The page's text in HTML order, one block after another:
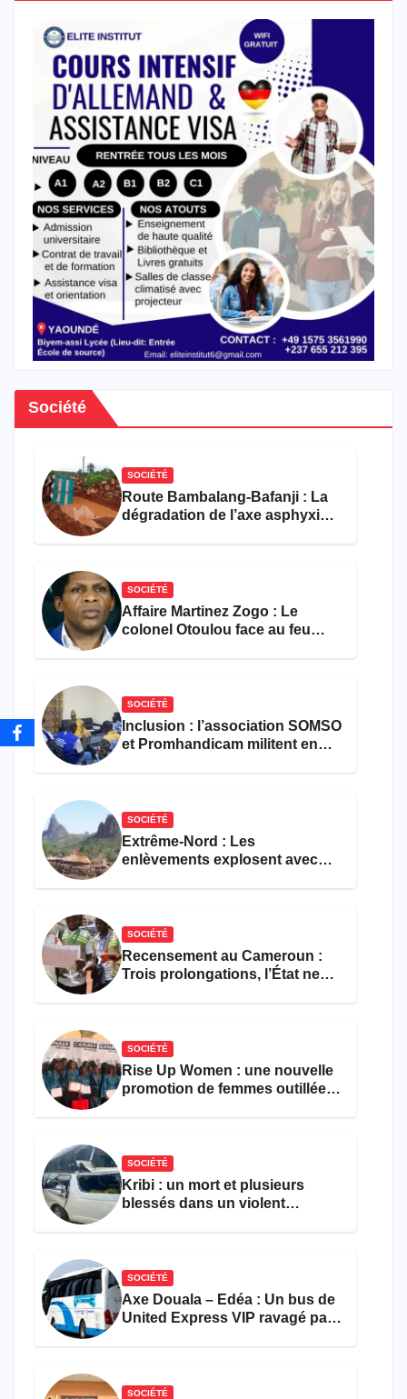
Société
SOCIÉTÉ
Route Bambalang-Bafanji : La
dégradation de l’axe asphyxie
SOCIÉTÉ
Affaire Martinez Zogo : Le
colonel Otoulou face au feu
SOCIÉTÉ
Inclusion : l’association SOMSO
et Promhandicam militent en
SOCIÉTÉ
Extrême-Nord : Les
enlèvements explosent avec
SOCIÉTÉ
Recensement au Cameroun :
Trois prolongations, l’État ne
SOCIÉTÉ
Rise Up Women : une nouvelle
promotion de femmes outillées
SOCIÉTÉ
Kribi : un mort et plusieurs
blessés dans un violent
SOCIÉTÉ
Axe Douala – Edéa : Un bus de
United Express VIP ravagé par
SOCIÉTÉ